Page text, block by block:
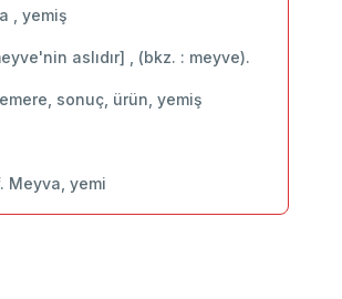
, yemiş
aslıdır] , (bkz. : meyve).
sonuç, ürün, yemiş
Meyva, yemi